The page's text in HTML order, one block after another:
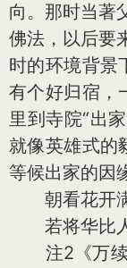
向。那时当著
佛法，以后要
时的环境背景
有个好归宿，
里到寺院“出
就像英雄式的
等候出家的因
朝看花开满
若将华比人
注2《万续